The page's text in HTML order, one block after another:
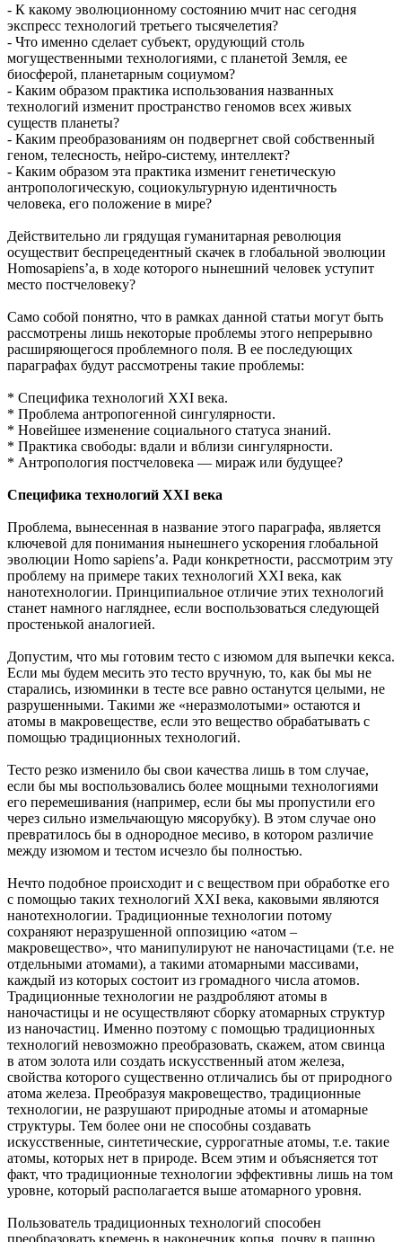
- К какому эволюционному состоянию мчит нас сегодня
экспресс технологий третьего тысячелетия?
- Что именно сделает субъект, орудующий столь
могущественными технологиями, с планетой Земля, ее
биосферой, планетарным социумом?
- Каким образом практика использования названных
технологий изменит пространство геномов всех живых
существ планеты?
- Каким преобразованиям он подвергнет свой собственный
геном, телесность, нейро-систему, интеллект?
- Каким образом эта практика изменит генетическую
антропологическую, социокультурную идентичность
человека, его положение в мире?
Действительно ли грядущая гуманитарная революция
осуществит беспрецедентный скачек в глобальной эволюции
Homosapiens’a, в ходе которого нынешний человек уступит
место постчеловеку?
Само собой понятно, что в рамках данной статьи могут быть
рассмотрены лишь некоторые проблемы этого непрерывно
расширяющегося проблемного поля. В ее последующих
параграфах будут рассмотрены такие проблемы:
* Специфика технологий XXI века.
* Проблема антропогенной сингулярности.
* Новейшее изменение социального статуса знаний.
* Практика свободы: вдали и вблизи сингулярности.
* Антропология постчеловека — мираж или будущее?
Специфика технологий XXI века
Проблема, вынесенная в название этого параграфа, является
ключевой для понимания нынешнего ускорения глобальной
эволюции Homo sapiens’a. Ради конкретности, рассмотрим эту
проблему на примере таких технологий XXI века, как
нанотехнологии. Принципиальное отличие этих технологий
станет намного нагляднее, если воспользоваться следующей
простенькой аналогией.
Допустим, что мы готовим тесто с изюмом для выпечки кекса.
Если мы будем месить это тесто вручную, то, как бы мы не
старались, изюминки в тесте все равно останутся целыми, не
разрушенными. Такими же «неразмолотыми» остаются и
атомы в макровеществе, если это вещество обрабатывать с
помощью традиционных технологий.
Тесто резко изменило бы свои качества лишь в том случае,
если бы мы воспользовались более мощными технологиями
его перемешивания (например, если бы мы пропустили его
через сильно измельчающую мясорубку). В этом случае оно
превратилось бы в однородное месиво, в котором различие
между изюмом и тестом исчезло бы полностью.
Нечто подобное происходит и с веществом при обработке его
с помощью таких технологий ХХІ века, каковыми являются
нанотехнологии. Традиционные технологии потому
сохраняют неразрушенной оппозицию «атом –
макровещество», что манипулируют не наночастицами (т.е. не
отдельными атомами), а такими атомарными массивами,
каждый из которых состоит из громадного числа атомов.
Традиционные технологии не раздробляют атомы в
наночастицы и не осуществляют сборку атомарных структур
из наночастиц. Именно поэтому с помощью традиционных
технологий невозможно преобразовать, скажем, атом свинца
в атом золота или создать искусственный атом железа,
свойства которого существенно отличались бы от природного
атома железа. Преобразуя макровещество, традиционные
технологии, не разрушают природные атомы и атомарные
структуры. Тем более они не способны создавать
искусственные, синтетические, суррогатные атомы, т.е. такие
атомы, которых нет в природе. Всем этим и объясняется тот
факт, что традиционные технологии эффективны лишь на том
уровне, который располагается выше атомарного уровня.
Пользователь традиционных технологий способен
преобразовать кремень в наконечник копья, почву в пашню,